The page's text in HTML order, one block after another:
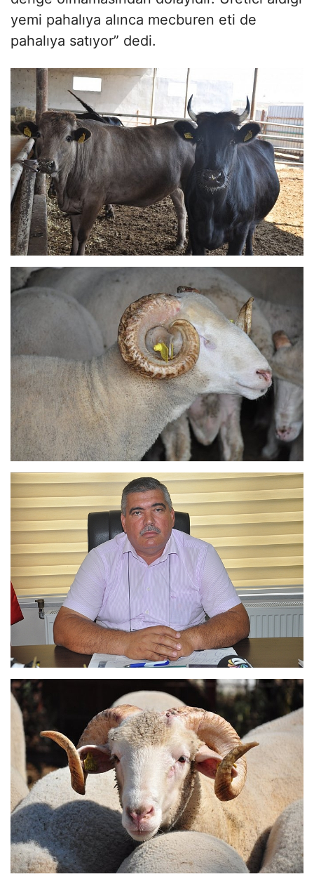
yemi pahalıya alınca mecburen eti de
pahalıya satıyor” dedi.